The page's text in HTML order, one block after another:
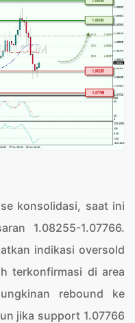
konsolidasi, saat ini
1.08255-1.07766.
indikasi oversold
terkonfirmasi di area
rebound ke
jika support 1.07766